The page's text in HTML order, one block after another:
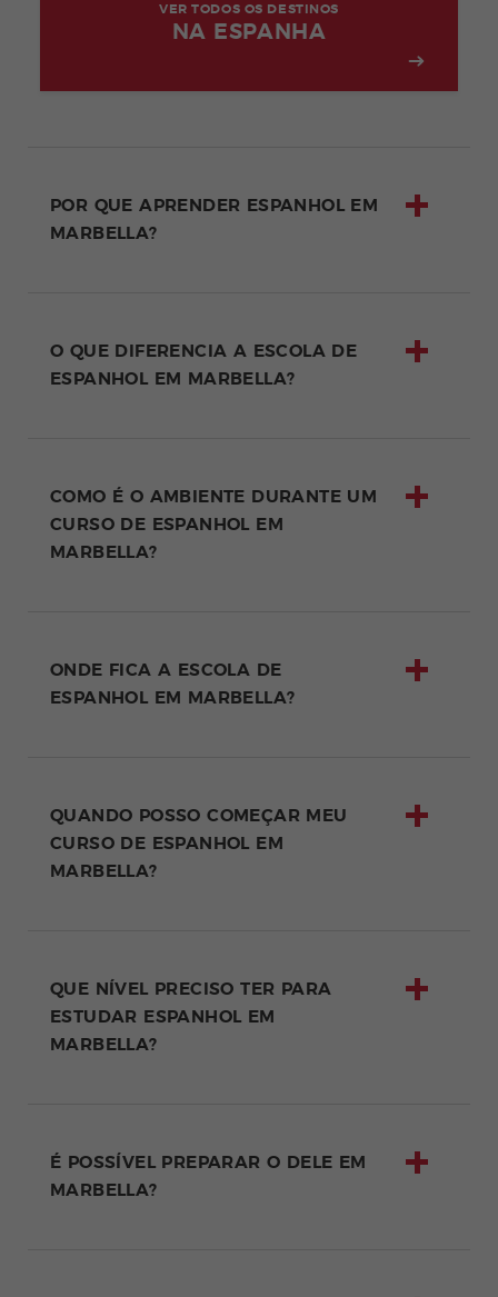
VER TODOS OS DESTINOS
NA ESPANHA
POR QUE APRENDER ESPANHOL EM
MARBELLA?
O QUE DIFERENCIA A ESCOLA DE
ESPANHOL EM MARBELLA?
COMO É O AMBIENTE DURANTE UM
CURSO DE ESPANHOL EM
MARBELLA?
ONDE FICA A ESCOLA DE
ESPANHOL EM MARBELLA?
QUANDO POSSO COMEÇAR MEU
CURSO DE ESPANHOL EM
MARBELLA?
QUE NÍVEL PRECISO TER PARA
ESTUDAR ESPANHOL EM
MARBELLA?
É POSSÍVEL PREPARAR O DELE EM
MARBELLA?